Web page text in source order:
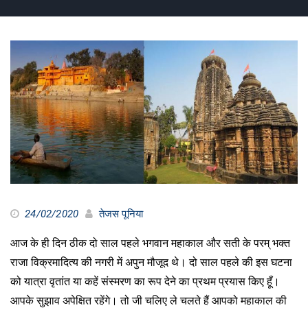
24/02/2020 तेजस पूनिया
आज के ही दिन ठीक दो साल पहले भगवान महाकाल और सती के परम् भक्त
राजा विक्रमादित्य की नगरी में अपुन मौजूद थे। दो साल पहले की इस घटना
को यात्रा वृतांत या कहें संस्मरण का रूप देने का प्रथम प्रयास किए हूँ।
आपके सुझाव अपेक्षित रहेंगे। तो जी चलिए ले चलते हैं आपको महाकाल की